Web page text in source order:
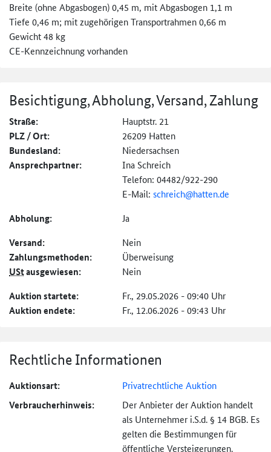
Breite (ohne Abgasbogen) 0,45 m, mit Abgasbogen 1,1 m
Tiefe 0,46 m; mit zugehörigen Transportrahmen 0,66 m
Gewicht 48 kg
CE-Kennzeichnung vorhanden
Besichtigung, Abholung, Versand, Zahlung
Straße: Hauptstr. 21
PLZ / Ort: 26209 Hatten
Bundesland: Niedersachsen
Ansprechpartner:
Ina Schreich
Telefon: 04482/922-290
E-Mail: schreich@hatten.de
Abholung: Ja
Versand: Nein
Zahlungs­methoden: Überweisung
UStausgewiesen: Nein
Auktion startete: Fr., 29.05.2026 - 09:40 Uhr
Auktion endete: Fr., 12.06.2026 - 09:43 Uhr
Rechtliche Informationen
Auktionsart: Privatrechtliche Auktion
Verbraucher­hinweis:
Der Anbieter der Auktion handelt
als Unternehmer i.S.d. § 14 BGB. Es
gelten die Bestimmungen für
öffentliche Versteigerungen.